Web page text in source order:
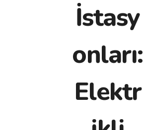
İstasy
onları:
Elektr